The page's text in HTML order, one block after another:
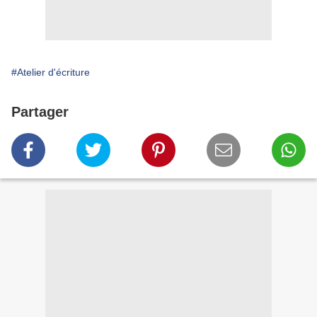
#Atelier d'écriture
Partager